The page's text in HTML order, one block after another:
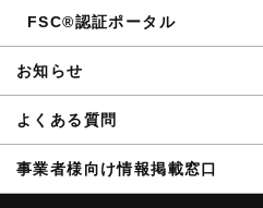
FSC®認証ポータル
お知らせ
よくある質問
事業者様向け情報掲載窓口